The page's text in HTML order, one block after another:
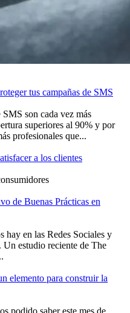
tus campañas de SMS
SMS son cada vez más
superiores al 90% y por
profesionales que...
a los clientes
de Buenas Prácticas en
hay en las Redes Sociales y
Un estudio reciente de The
elemento para construir la
podido saber este mes de